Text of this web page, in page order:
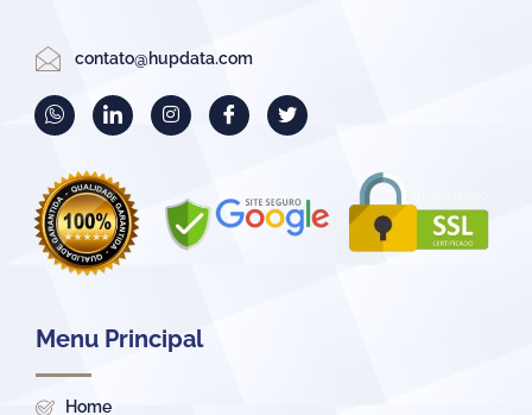
contato@hupdata.com
Menu Principal
Home